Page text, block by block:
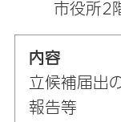
市役所2
内容
立候補届出
報告等